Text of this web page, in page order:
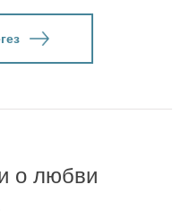
о любви